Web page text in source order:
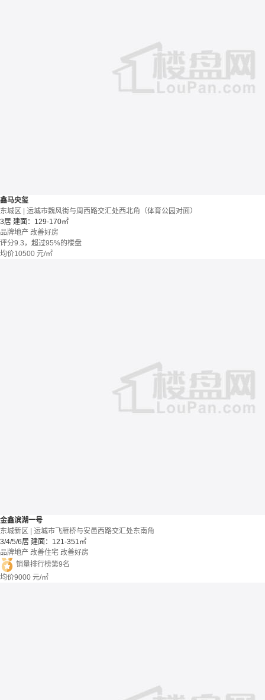
鑫马央玺
东城区 | 运城市魏风街与周西路交汇处西北角（体育公园对面）
3居 建面：129-170㎡
品牌地产 改善好房
评分9.3，超过95%的楼盘
均价10500 元/㎡
金鑫滨湖一号
东城新区 | 运城市飞雁桥与安邑西路交汇处东南角
3/4/5/6居 建面：121-351㎡
品牌地产 改善住宅 改善好房
销量排行榜第9名
均价9000 元/㎡